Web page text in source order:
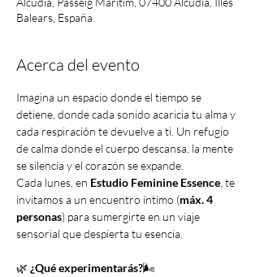
Balears, España
Acerca del evento
Imagina un espacio donde el tiempo se
detiene, donde cada sonido acaricia tu alma y
cada respiración te devuelve a ti. Un refugio
de calma donde el cuerpo descansa, la mente
se silencia y el corazón se expande.
Cada lunes, en Estudio Feminine Essence , te
invitamos a un encuentro íntimo (máx. 4
personas) para sumergirte en un viaje
sensorial que despierta tu esencia.
🌿 ¿Qué experimentarás?🌬️